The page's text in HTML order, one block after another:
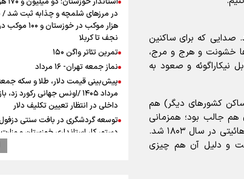
صدایی که برای ساکنین
خشونت و هرج و مرج،
نیکاراگوئه و صعود به
کشورهای دیگر) هم
هم جالب بود؛ همزمانی
صعود به جام جهانی با تاریخ جنگ ورتریز که باعث استقلال هائیتی در سال ۱۸۰۳ شد.
و دلیل آن هم چیزی
در مرزهای شلمچه و چذابه ثبت شد /
هزار موکب در
نجف تا کربلا
تمرین تئاتر واگن ۱۵۰
نماز جمعه تهران- ۱۶ مرداد
مرداد ۱۴۰۵ /اونس جهانی رکورد زد،
داخلی در انتظار تعیین تکلیف دلار
توسعه گردشگری در بافت سنتی
دستور کار استانداری خوزستان و